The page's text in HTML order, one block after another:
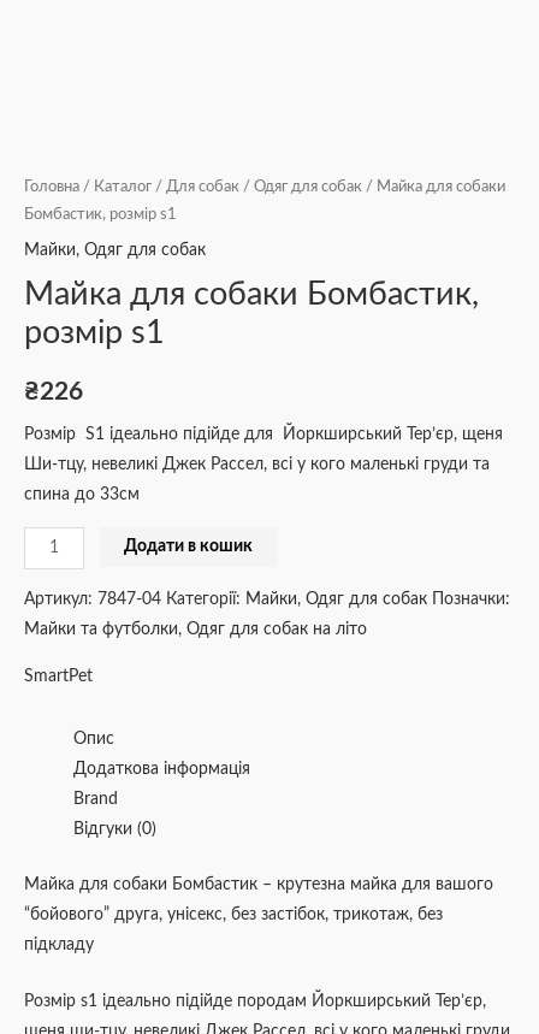
Головна / Каталог / Для собак / Одяг для собак / Майка для собаки
Бомбастик, розмір s1
Майки, Одяг для собак
Майка для собаки Бомбастик,
розмір s1
₴226
Розмір S1 ідеально підійде для Йоркширський Тер’єр, щеня
Ши-тцу, невеликі Джек Рассел, всі у кого маленькі груди та
спина до 33см
Додати в кошик
Артикул: 7847-04 Категорії: Майки, Одяг для собак
Позначки:
Майки та футболки, Одяг для собак на літо
SmartPet
Опис
Додаткова інформація
Brand
Відгуки (0)
Майка для собаки Бомбастик – крутезна майка для вашого
“бойового” друга, унісекс, без застібок, трикотаж, без
підкладу
Розмір s1 ідеально підійде породам Йоркширський Тер’єр,